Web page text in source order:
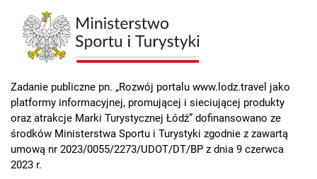
Zadanie publiczne pn. „Rozwój portalu www.lodz.travel jako
platformy informacyjnej, promującej i sieciującej produkty
oraz atrakcje Marki Turystycznej Łódź” dofinansowano ze
środków Ministerstwa Sportu i Turystyki zgodnie z zawartą
umową nr 2023/0055/2273/UDOT/DT/BP z dnia 9 czerwca
2023 r.